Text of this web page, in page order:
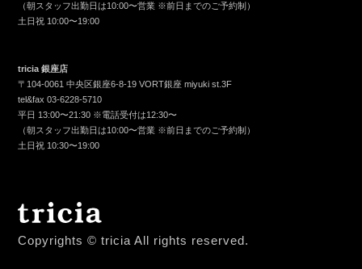
（朝スタッフ出勤日は10:00〜営業 ※前日までのご予約制）
土日祝 10:00〜19:00
tricia 銀座店
〒104-0061 中央区銀座6-8-19 VORT銀座 miyuki st.3F
tel&fax03-6228-5710
平日 13:00〜21:30 ※電話受付は12:30〜
（朝スタッフ出勤日は10:00〜営業 ※前日までのご予約制）
土日祝 10:30〜19:00
Copyrights © tricia All rights reserved.